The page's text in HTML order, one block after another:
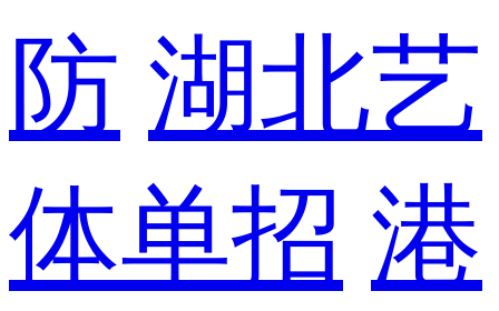
防 湖北艺
体单招 港